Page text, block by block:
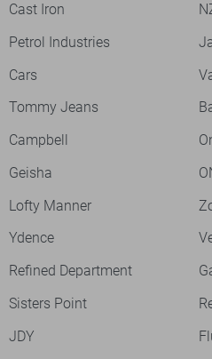
Cast Iron
Petrol Industries
Cars
Tommy Jeans
Campbell
Geisha
Lofty Manner
Ydence
Refined Department
Sisters Point
JDY